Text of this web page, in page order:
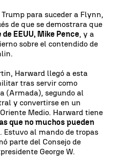
para suceder a Flynn,
de que se demostrara que
EEUU, Mike Pence, y a
sobre el contendido de
Harward llegó a esta
tras servir como
(Armada), segundo al
y convertirse en un
Medio. Harward tiene
que no muchos pueden
. Estuvo al mando de tropas
parte del Consejo de
George W.